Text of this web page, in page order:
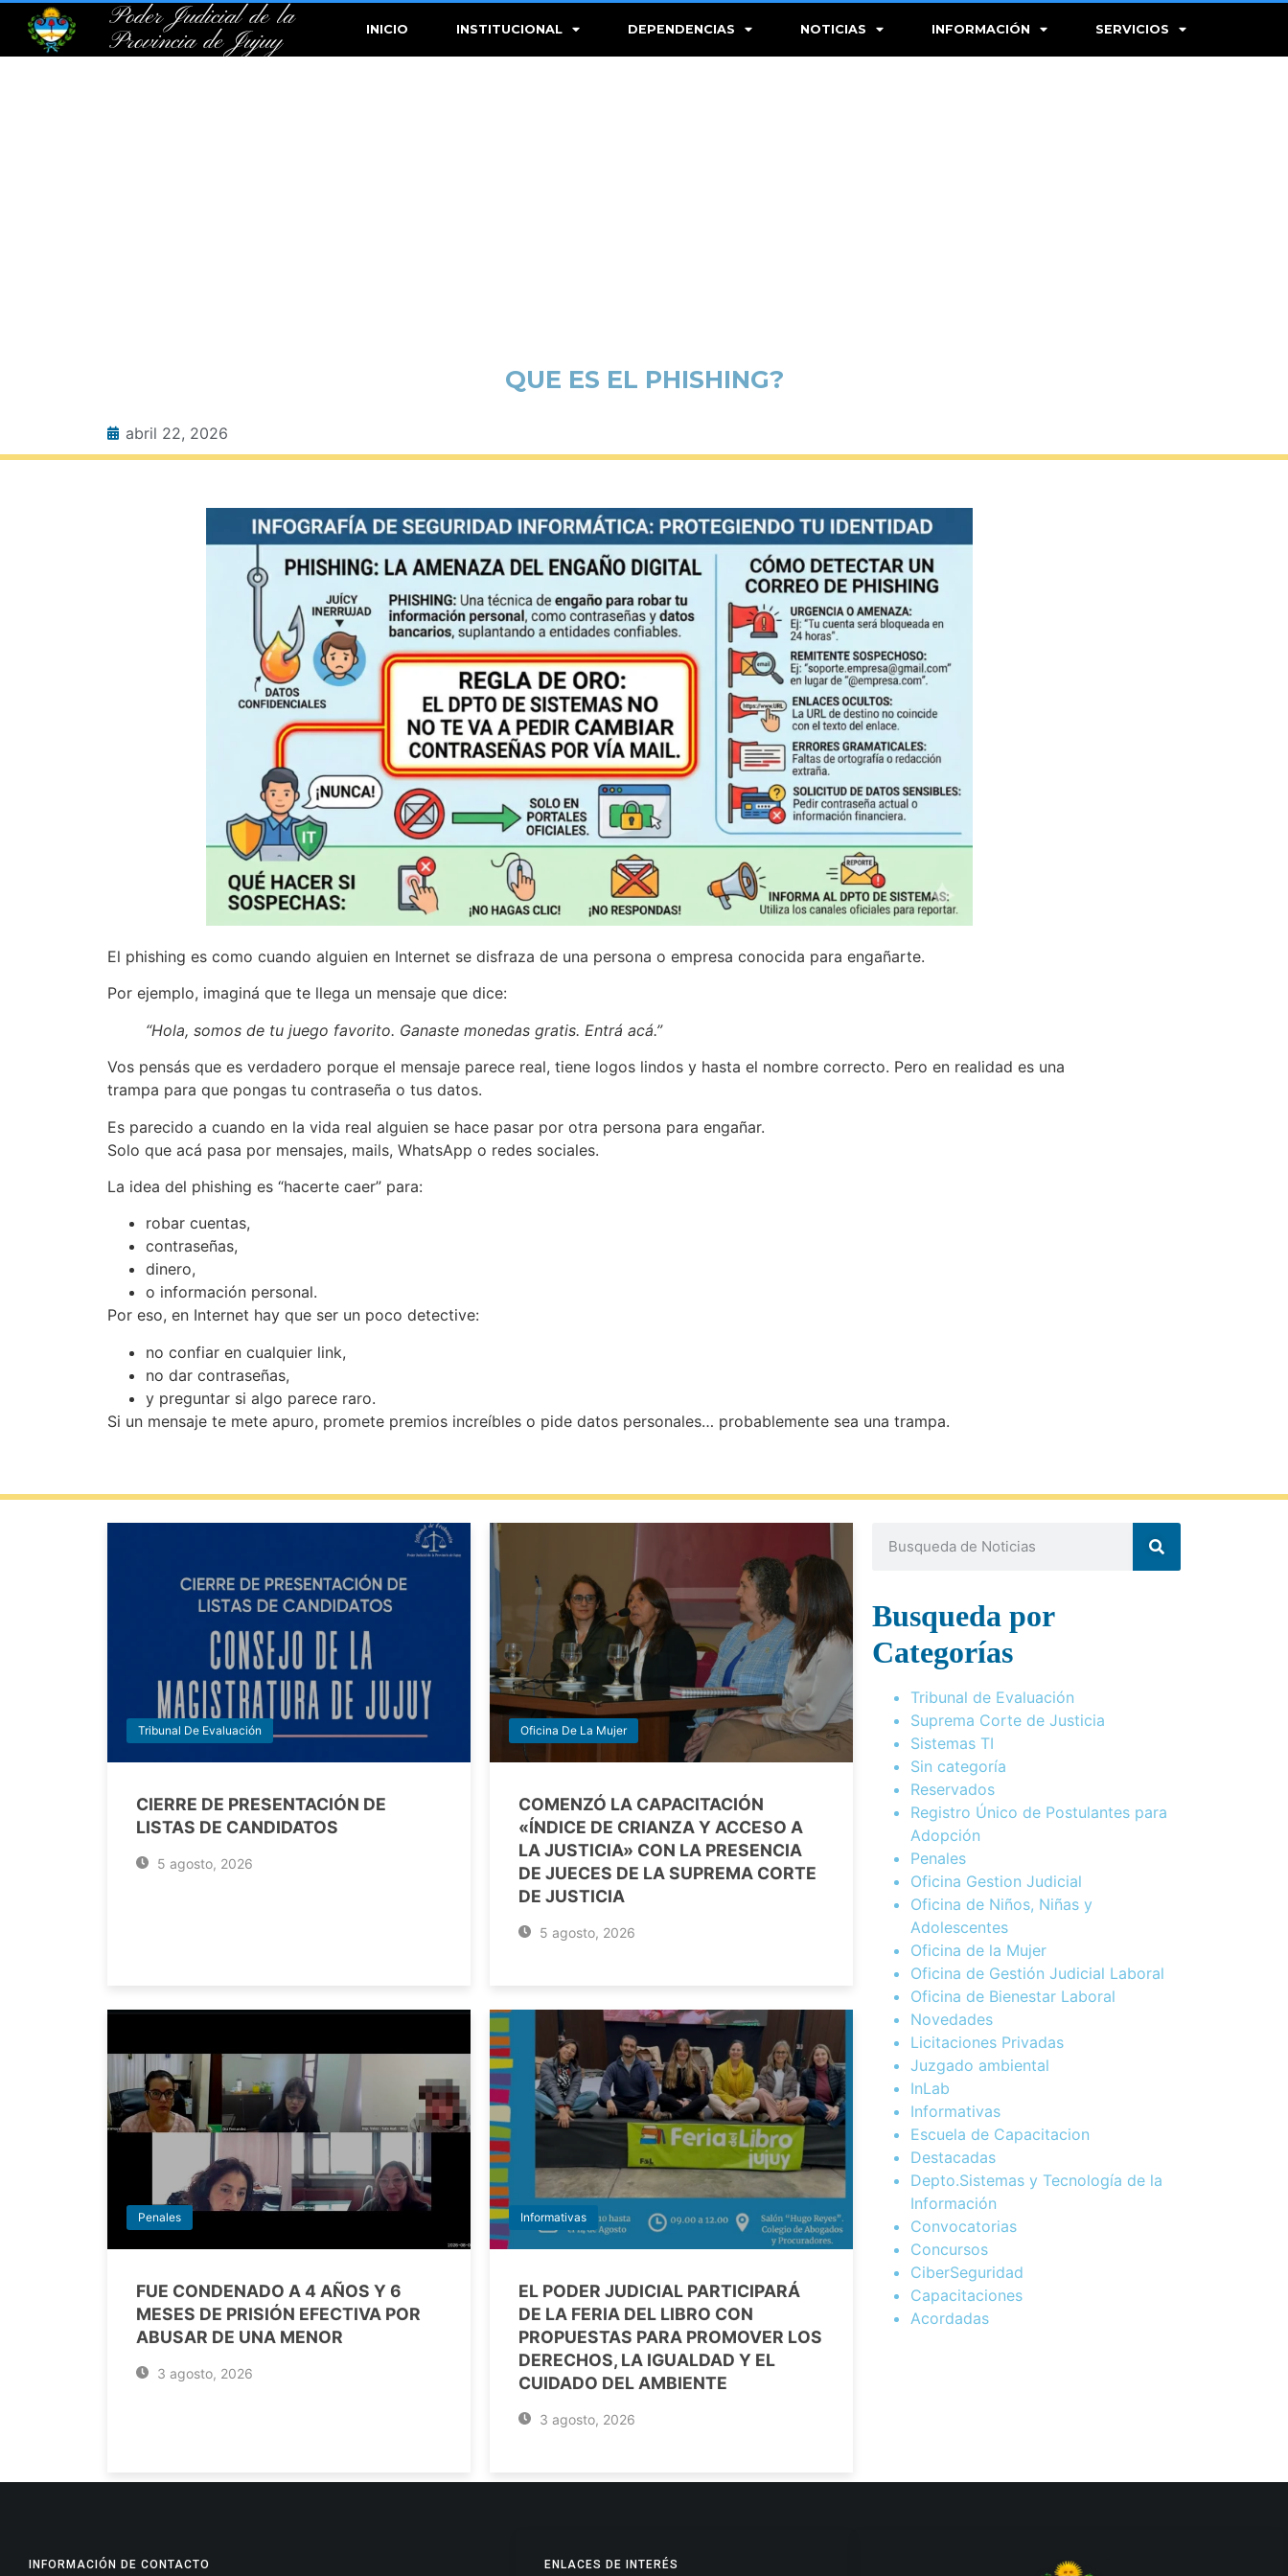
Poder Judicial de la
Provincia de Jujuy
INICIO INSTITUCIONAL DEPENDENCIAS NOTICIAS INFORMACIÓN SERVICIOS
QUE ES EL PHISHING?
abril 22, 2026
El phishing es como cuando alguien en Internet se disfraza de una persona o empresa conocida para engañarte.
Por ejemplo, imaginá que te llega un mensaje que dice:
“Hola, somos de tu juego favorito. Ganaste monedas gratis. Entrá acá.”
Vos pensás que es verdadero porque el mensaje parece real, tiene logos lindos y hasta el nombre correcto. Pero en realidad es una
trampa para que pongas tu contraseña o tus datos.
Es parecido a cuando en la vida real alguien se hace pasar por otra persona para engañar.
Solo que acá pasa por mensajes, mails, WhatsApp o redes sociales.
La idea del phishing es “hacerte caer” para:
robar cuentas,
contraseñas,
dinero,
o información personal.
Por eso, en Internet hay que ser un poco detective:
no confiar en cualquier link,
no dar contraseñas,
y preguntar si algo parece raro.
Si un mensaje te mete apuro, promete premios increíbles o pide datos personales… probablemente sea una trampa.
Tribunal De Evaluación
CIERRE DE PRESENTACIÓN DE
LISTAS DE CANDIDATOS
5 agosto, 2026
Oficina De La Mujer
COMENZÓ LA CAPACITACIÓN
«ÍNDICE DE CRIANZA Y ACCESO A
LA JUSTICIA» CON LA PRESENCIA
DE JUECES DE LA SUPREMA CORTE
DE JUSTICIA
5 agosto, 2026
Penales
FUE CONDENADO A 4 AÑOS Y 6
MESES DE PRISIÓN EFECTIVA POR
ABUSAR DE UNA MENOR
3 agosto, 2026
Informativas
EL PODER JUDICIAL PARTICIPARÁ
DE LA FERIA DEL LIBRO CON
PROPUESTAS PARA PROMOVER LOS
DERECHOS, LA IGUALDAD Y EL
CUIDADO DEL AMBIENTE
3 agosto, 2026
Busqueda por
Categorías
Tribunal de Evaluación
Suprema Corte de Justicia
Sistemas TI
Sin categoría
Reservados
Registro Único de Postulantes para
Adopción
Penales
Oficina Gestion Judicial
Oficina de Niños, Niñas y
Adolescentes
Oficina de la Mujer
Oficina de Gestión Judicial Laboral
Oficina de Bienestar Laboral
Novedades
Licitaciones Privadas
Juzgado ambiental
InLab
Informativas
Escuela de Capacitacion
Destacadas
Depto.Sistemas y Tecnología de la
Información
Convocatorias
Concursos
CiberSeguridad
Capacitaciones
Acordadas
INFORMACIÓN DE CONTACTO ENLACES DE INTERÉS